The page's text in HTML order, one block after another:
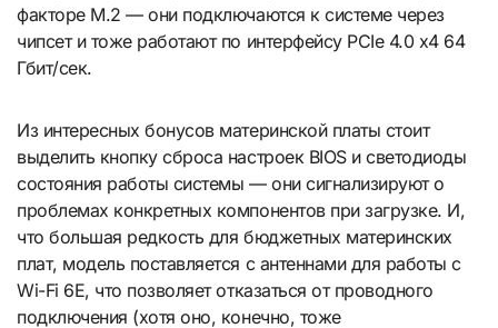
факторе М.2 — они подключаются к системе через
чипсет и тоже работают по интерфейсу PCIe 4.0 x4 64
Гбит/сек.
Из интересных бонусов материнской платы стоит
выделить кнопку сброса настроек BIOS и светодиоды
состояния работы системы — они сигнализируют о
проблемах конкретных компонентов при загрузке. И,
что большая редкость для бюджетных материнских
плат, модель поставляется с антеннами для работы с
Wi-Fi 6E, что позволяет отказаться от проводного
подключения (хотя оно, конечно, тоже